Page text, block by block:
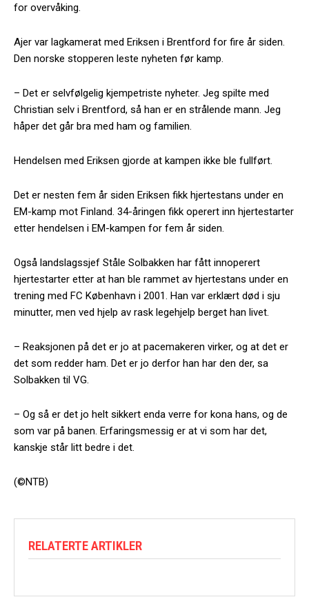
for overvåking.
Ajer var lagkamerat med Eriksen i Brentford for fire år siden.
Den norske stopperen leste nyheten før kamp.
– Det er selvfølgelig kjempetriste nyheter. Jeg spilte med
Christian selv i Brentford, så han er en strålende mann. Jeg
håper det går bra med ham og familien.
Hendelsen med Eriksen gjorde at kampen ikke ble fullført.
Det er nesten fem år siden Eriksen fikk hjertestans under en
EM-kamp mot Finland. 34-åringen fikk operert inn hjertestarter
etter hendelsen i EM-kampen for fem år siden.
Også landslagssjef Ståle Solbakken har fått innoperert
hjertestarter etter at han ble rammet av hjertestans under en
trening med FC København i 2001. Han var erklært død i sju
minutter, men ved hjelp av rask legehjelp berget han livet.
– Reaksjonen på det er jo at pacemakeren virker, og at det er
det som redder ham. Det er jo derfor han har den der, sa
Solbakken til VG.
– Og så er det jo helt sikkert enda verre for kona hans, og de
som var på banen. Erfaringsmessig er at vi som har det,
kanskje står litt bedre i det.
(©NTB)
RELATERTE ARTIKLER